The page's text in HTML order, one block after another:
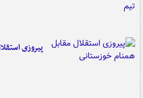
پیروزی